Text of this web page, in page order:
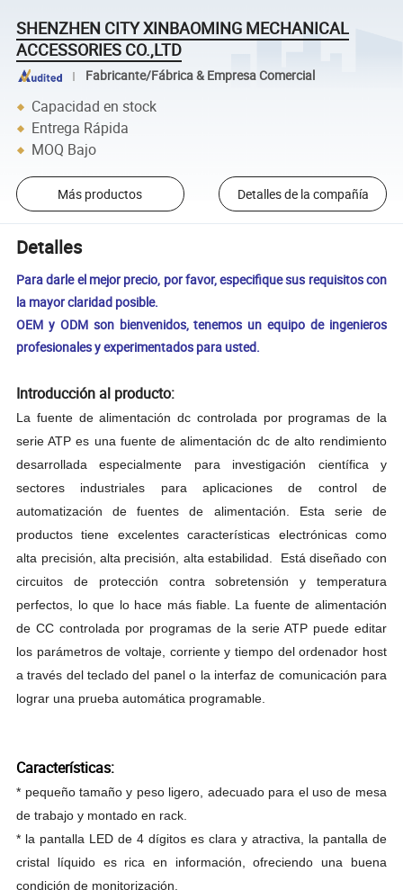
SHENZHEN CITY XINBAOMING MECHANICAL
ACCESSORIES CO.,LTD
Fabricante/Fábrica & Empresa Comercial
Capacidad en stock
Entrega Rápida
MOQ Bajo
Más productos Detalles de la compañía
Detalles
Para darle el mejor precio, por favor, especifique sus requisitos con
la mayor claridad posible.
OEM y ODM son bienvenidos, tenemos un equipo de ingenieros
profesionales y experimentados para usted.
Introducción al producto:
La fuente de alimentación dc controlada por programas de la
serie ATP es una fuente de alimentación dc de alto rendimiento
desarrollada especialmente para investigación científica y
sectores industriales para aplicaciones de control de
automatización de fuentes de alimentación. Esta serie de
productos tiene excelentes características electrónicas como
alta precisión, alta precisión, alta estabilidad.
Está diseñado con
circuitos de protección contra sobretensión y temperatura
perfectos, lo que lo hace más fiable. La fuente de alimentación
de CC controlada por programas de la serie ATP puede editar
los parámetros de voltaje, corriente y tiempo del ordenador host
a través del teclado del panel o la interfaz de comunicación para
lograr una prueba automática programable.
Características:
* pequeño tamaño y peso ligero, adecuado para el uso de mesa
de trabajo y montado en rack.
* la pantalla LED de 4 dígitos es clara y atractiva, la pantalla de
cristal líquido es rica en información, ofreciendo una buena
condición de monitorización.